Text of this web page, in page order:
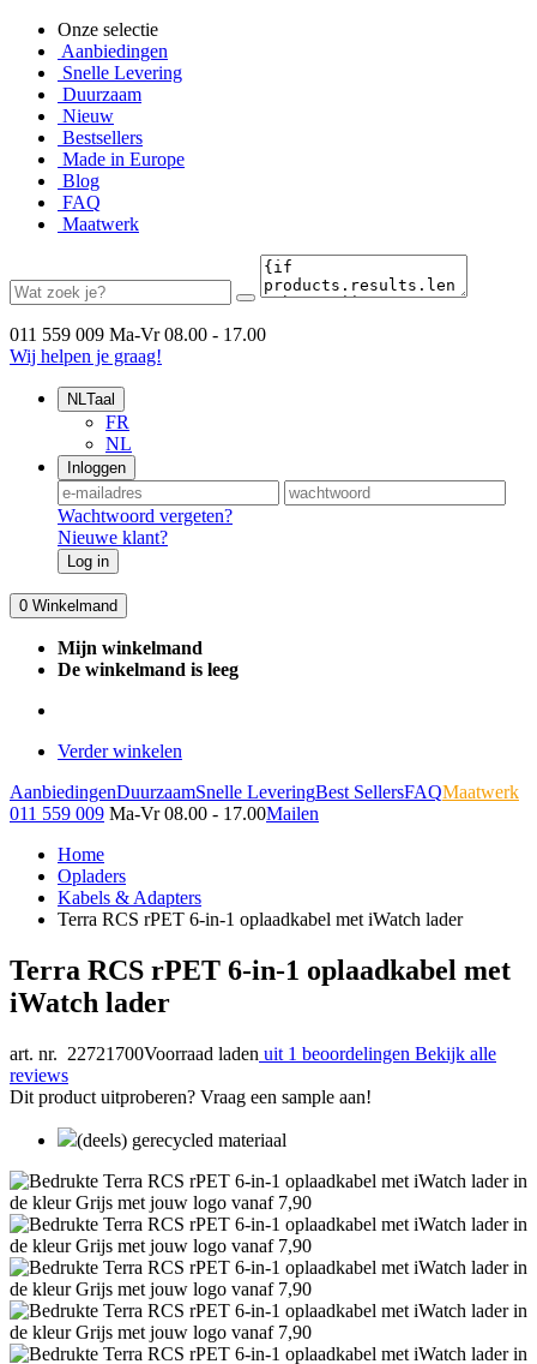
Onze selectie
Aanbiedingen
Snelle Levering
Duurzaam
Nieuw
Bestsellers
Made in Europe
Blog
FAQ
Maatwerk
011 559 009 Ma-Vr 08.00 - 17.00
Wij helpen je graag!
NLTaal
FR
NL
Inloggen
Wachtwoord vergeten?
Nieuwe klant?
Log in
0 Winkelmand
Mijn winkelmand
De winkelmand is leeg
Verder winkelen
AanbiedingenDuurzaamSnelle LeveringBest SellersFAQMaatwerk
011 559 009 Ma-Vr 08.00 - 17.00Mailen
Home
Opladers
Kabels & Adapters
Terra RCS rPET 6-in-1 oplaadkabel met iWatch lader
Terra RCS rPET 6-in-1 oplaadkabel met
iWatch lader
art. nr. 22721700Voorraad laden uit 1 beoordelingen Bekijk alle
reviews
Dit product uitproberen? Vraag een sample aan!
(deels) gerecycled materiaal